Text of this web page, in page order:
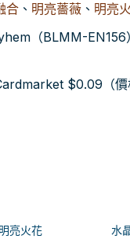
合 、 明亮薔薇 、 明亮
（BLMM-
$0.09（價
明亮火花 水